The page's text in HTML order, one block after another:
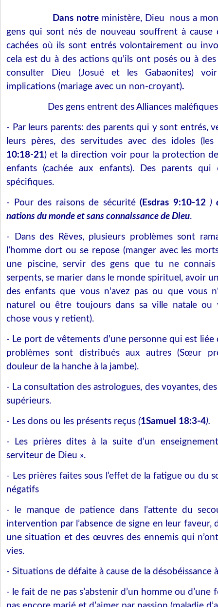
Dans notre ministère, Dieu
nous a
gens qui sont nés de nouveau souffrent à cause
cachées où ils sont entrés volontairement ou
cela est du à des actions qu’ils ont posés ou à
consulter Dieu (Josué et les Gabaonites)
implications (mariage avec un non-croyant).
Des gens entrent des Alliances
- Par leurs parents: des parents qui y sont entrés,
leurs pères, des servitudes avec des idoles
10:18-21) et la direction voir pour la protection
enfants (cachée aux enfants). Des parents
spécifiques.
- Pour des raisons de sécurité (Esdras 9:10-12 )
nations du monde et sans connaissance de Dieu.
- Dans des Rêves, plusieurs problèmes sont
l’homme dort ou se repose (manger avec les
une piscine, servir des gens que tu ne
serpents, se marier dans le monde spirituel, avoir
des enfants que vous n‘avez pas ou que vous
naturel ou être toujours dans sa ville natale ou
chose vous y retient).
- Le port de vêtements d’une personne qui est liée
problèmes sont distribués aux autres (Sœur
douleur de la hanche à la jambe).
- La consultation des astrologues, des voyantes,
supérieurs.
- Les dons ou les présents reçus (1Samuel 18:3-4).
- Les prières dites à la suite d’un
serviteur de Dieu ».
- Les prières faites sous l’effet de la fatigue ou du
négatifs
- le manque de patience dans l’attente du
intervention par l’absence de signe en leur faveur,
une situation et des œuvres des ennemis qui
vies.
- Situations de défaite à cause de la désobéissance
- le fait de ne pas s’abstenir d’un homme ou d’une